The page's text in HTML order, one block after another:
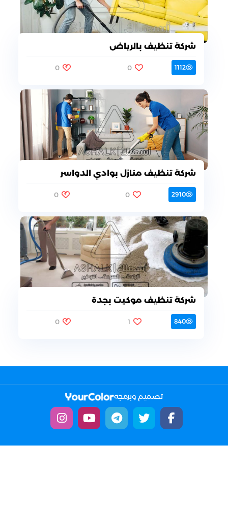
شركة تنظيف بالرياض
1112
0
0
شركة تنظيف منازل بوادي الدواسر
2910
0
0
شركة تنظيف موكيت بجدة
840
1
0
تصميم وبرمجه